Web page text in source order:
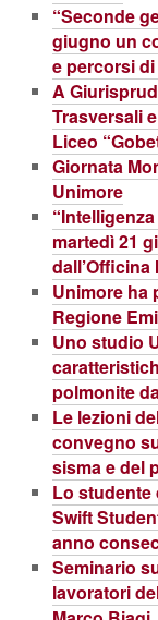
“Seconde
giugno un
e percorsi
A
Trasversali
Liceo
Giornata
Unimore
martedì 21
Unimore ha
Regione
Uno studio
polmonite
Le lezioni
convegno
sisma e del
Lo studente
Swift
anno
Seminario
lavoratori